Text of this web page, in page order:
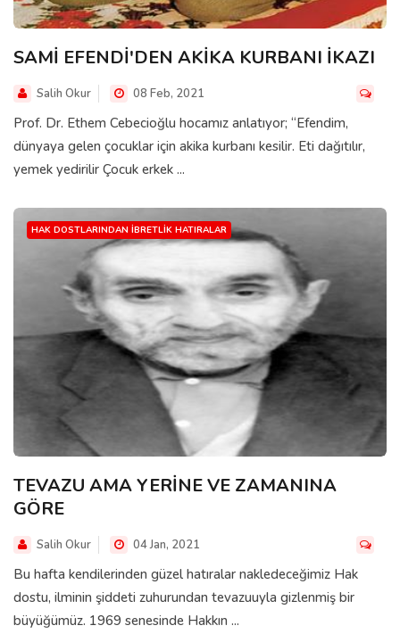
SAMİ EFENDİ'DEN AKİKA KURBANI İKAZI
Salih Okur 08 Feb, 2021
Prof. Dr. Ethem Cebecioğlu hocamız anlatıyor; “Efendim,
dünyaya gelen çocuklar için akika kurbanı kesilir. Eti dağıtılır,
yemek yedirilir Çocuk erkek ...
HAK DOSTLARINDAN İBRETLIK HATIRALAR
TEVAZU AMA YERİNE VE ZAMANINA
GÖRE
Salih Okur 04 Jan, 2021
Bu hafta kendilerinden güzel hatıralar nakledeceğimiz Hak
dostu, ilminin şiddeti zuhurundan tevazuuyla gizlenmiş bir
büyüğümüz. 1969 senesinde Hakkın ...